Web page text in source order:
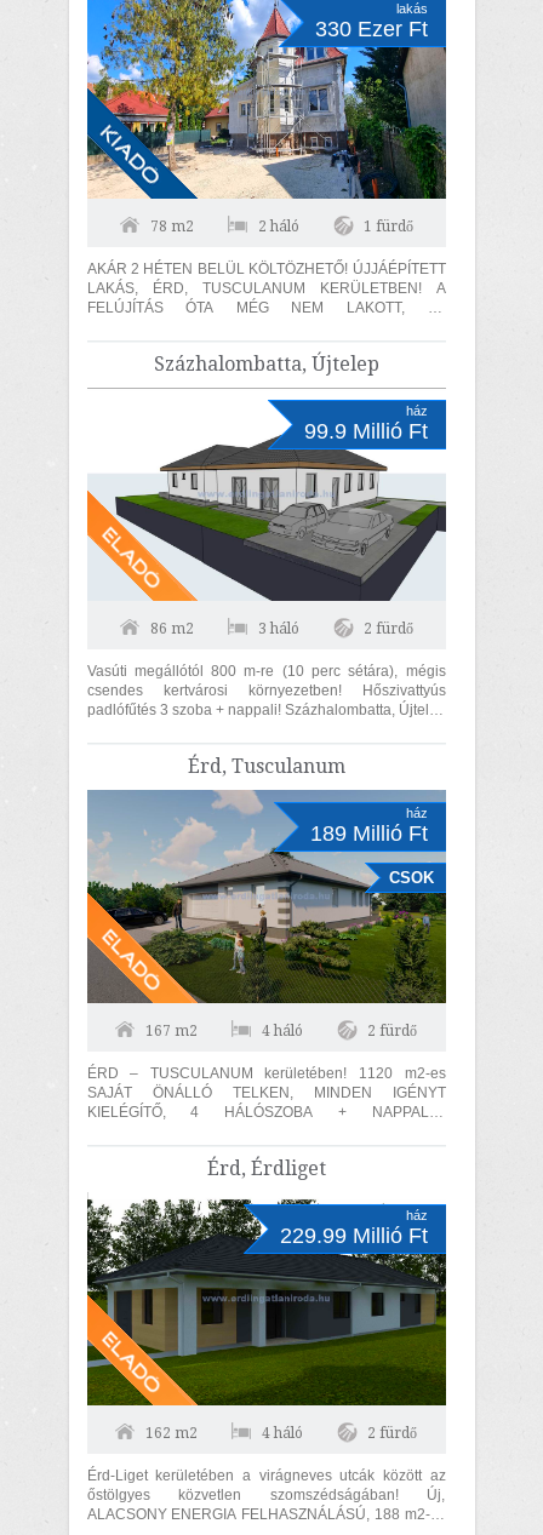
lakás
330 Ezer Ft
78 m2 2 háló 1 fürdő
AKÁR 2 HÉTEN BELÜL KÖLTÖZHETŐ! ÚJJÁÉPÍTETT
LAKÁS, ÉRD, TUSCULANUM KERÜLETBEN! A
FELÚJÍTÁS ÓTA MÉG NEM LAKOTT, ÚJ
AUTÓBEÁLLÓ! A lakás...
Százhalombatta, Újtelep
ház
99.9 Millió Ft
86 m2 3 háló 2 fürdő
Vasúti megállótól 800 m-re (10 perc sétára), mégis
csendes kertvárosi környezetben! Hőszivattyús
padlófűtés 3 szoba + nappali! Százhalombatta, Újtelep
Érd, Tusculanum
ház
189 Millió Ft
CSOK
167 m2 4 háló 2 fürdő
ÉRD – TUSCULANUM kerületében! 1120 m2-es
SAJÁT ÖNÁLLÓ TELKEN, MINDEN IGÉNYT
KIELÉGÍTŐ, 4 HÁLÓSZOBA + NAPPALIS,
Érd-tusculanum, 1120...
Érd, Érdliget
ház
229.99 Millió Ft
162 m2 4 háló 2 fürdő
Érd-Liget kerületében a virágneves utcák között az
őstölgyes közvetlen szomszédságában! Új,
ALACSONY ENERGIA FELHASZNÁLÁSÚ, 188 m2-es